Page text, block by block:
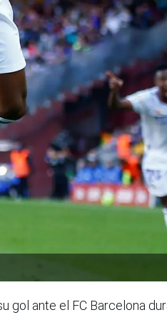
gol ante el FC Barcelona